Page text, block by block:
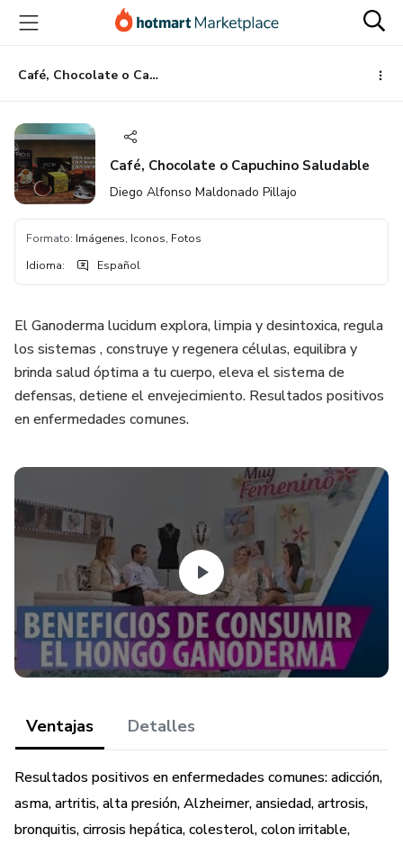
principal
página
de
página
Café, Chocolate o Capuchino Saludable
Café, Chocolate o Capuchino Saludable
Diego Alfonso Maldonado Pillajo
Formato: Imágenes, Iconos, Fotos
Idioma: Español
El Ganoderma lucidum explora, limpia y desintoxica, regula
los sistemas , construye y regenera células, equilibra y
brinda salud óptima a tu cuerpo, eleva el sistema de
defensas, detiene el envejecimiento. Resultados positivos
en enfermedades comunes.
Ventajas Detalles
Resultados positivos en enfermedades comunes: adicción,
asma, artritis, alta presión, Alzheimer, ansiedad, artrosis,
bronquitis, cirrosis hepática, colesterol, colon irritable,